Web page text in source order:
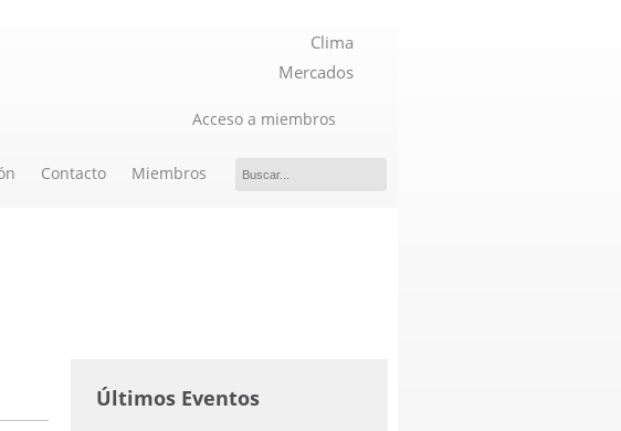
Clima
Mercados
Acceso a miembros
Contacto Miembros
Últimos Eventos